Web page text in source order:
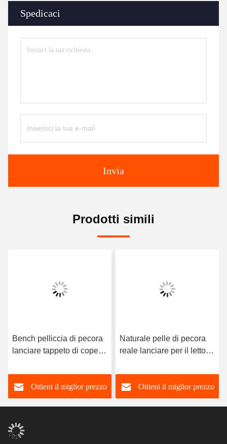
Spedicaci
Invia
Prodotti simili
Bench pelliccia di pecora
lanciare tappeto di coperta
accoglienza
Ottieni il miglior prezzo
Naturale pelle di pecora
reale lanciare per il letto
OEM
Ottieni il miglior prezzo